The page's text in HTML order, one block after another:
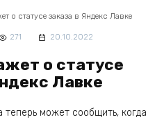
о статусе заказа в Яндекс Лавке
271 20.10.2022
о статусе
Лавке
теперь может сообщить, когда